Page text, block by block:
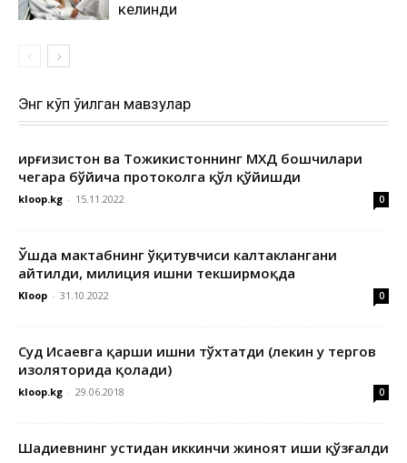
келинди
Энг кўп ўқилган мавзулар
Қирғизистон ва Тожикистоннинг МХДҚ бошчилари
чегара бўйича протоколга қўл қўйишди
kloop.kg - 15.11.2022 0
Ўшда мактабнинг ўқитувчиси калтаклангани
айтилди, милиция ишни текширмоқда
Kloop - 31.10.2022 0
Суд Исаевга қарши ишни тўхтатди (лекин у тергов
изоляторида қолади)
kloop.kg - 29.06.2018 0
Шадиевнинг устидан иккинчи жиноят иши қўзғалди